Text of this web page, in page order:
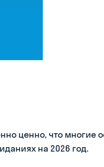
ценно, что многие
на 2026 год.